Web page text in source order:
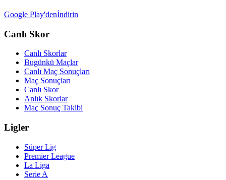
Google Play'denİndirin
Canlı Skor
Canlı Skorlar
Bugünkü Maçlar
Canlı Maç Sonuçları
Maç Sonuçları
Canlı Skor
Anlık Skorlar
Maç Sonuç Takibi
Ligler
Süper Lig
Premier League
La Liga
Serie A